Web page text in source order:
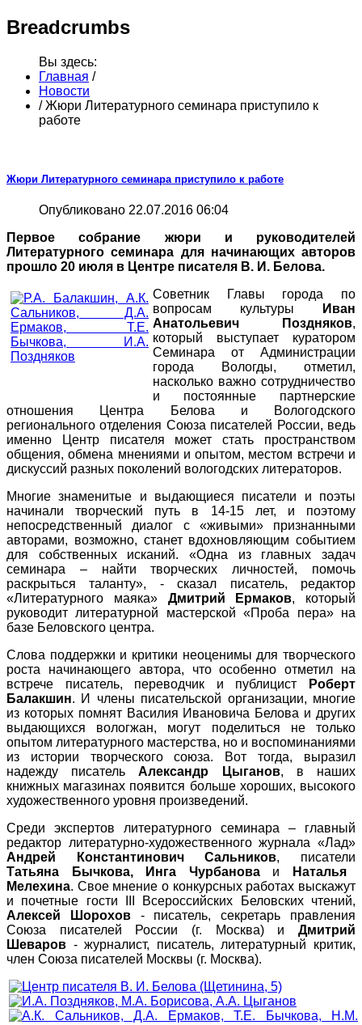
Breadcrumbs
Вы здесь:
Главная /
Новости
/ Жюри Литературного семинара приступило к
работе
Жюри Литературного семинара приступило к работе
Опубликовано 22.07.2016 06:04
Первое собрание жюри и руководителей
Литературного семинара для начинающих авторов
прошло 20 июля в Центре писателя В. И. Белова.
Советник Главы города по
вопросам культуры
Иван
Анатольевич Поздняков,
который выступает куратором
Семинара от Администрации
города Вологды, отметил,
насколько важно сотрудничество
и постоянные партнерские
отношения Центра Белова и Вологодского
регионального отделения Союза писателей России, ведь
именно Центр писателя может стать пространством
общения, обмена мнениями и опытом, местом встречи и
дискуссий разных поколений вологодских литераторов.
Многие знаменитые и выдающиеся писатели и поэты
начинали творческий путь в 14-15 лет, и поэтому
непосредственный диалог с «живыми» признанными
авторами, возможно, станет вдохновляющим событием
для собственных исканий. «Одна из главных задач
семинара – найти творческих личностей, помочь
раскрыться таланту», - сказал писатель, редактор
«Литературного маяка» Дмитрий Ермаков, который
руководит литературной мастерской «Проба пера» на
базе Беловского центра.
Слова поддержки и критики неоценимы для творческого
роста начинающего автора, что особенно отметил на
встрече писатель, переводчик и публицист
Роберт
Балакшин. И члены писательской организации, многие
из которых помнят Василия Ивановича Белова и других
выдающихся вологжан, могут поделиться не только
опытом литературного мастерства, но и воспоминаниями
из истории творческого союза. Вот тогда, выразил
надежду писательАлександр Цыганов, в наших
книжных магазинах появится больше хороших, высокого
художественного уровня произведений.
Среди экспертов литературного семинара – главный
редактор литературно-художественного журнала «Лад»
Андрей Константинович Сальников, писатели
Татьяна Бычкова, Инга Чурбановаи
Наталья
Мелехина. Свое мнение о конкурсных работах выскажут
и почетные гости III Всероссийских Беловских чтений,
Алексей Шорохов- писатель, секретарь правления
Союза писателей России (г. Москва) и Дмитрий
Шеваров - журналист, писатель, литературный критик,
член Союза писателей Москвы (г. Москва).